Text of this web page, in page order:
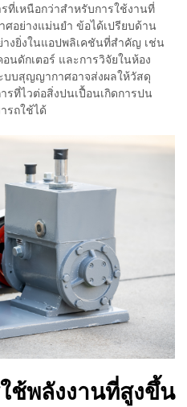
ที่เหนือกว่าสำหรับการใช้งานที่
อย่างแม่นยำ ข้อได้เปรียบด้าน
งยิ่งในแอปพลิเคชันที่สำคัญ เช่น
นดักเตอร์ และการวิจัยในห้อง
บบสุญญากาศอาจส่งผลให้วัสดุ
รที่ไวต่อสิ่งปนเปื้อนเกิดการปน
รถใช้ได้
ช้พลังงานที่สูงขึ้น